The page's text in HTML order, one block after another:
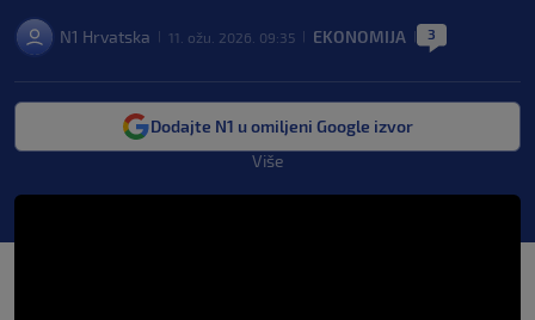
N1 Hrvatska 11. ožu. 2026. 09:35 EKONOMIJA 3
Dodajte N1 u omiljeni Google izvor
Više